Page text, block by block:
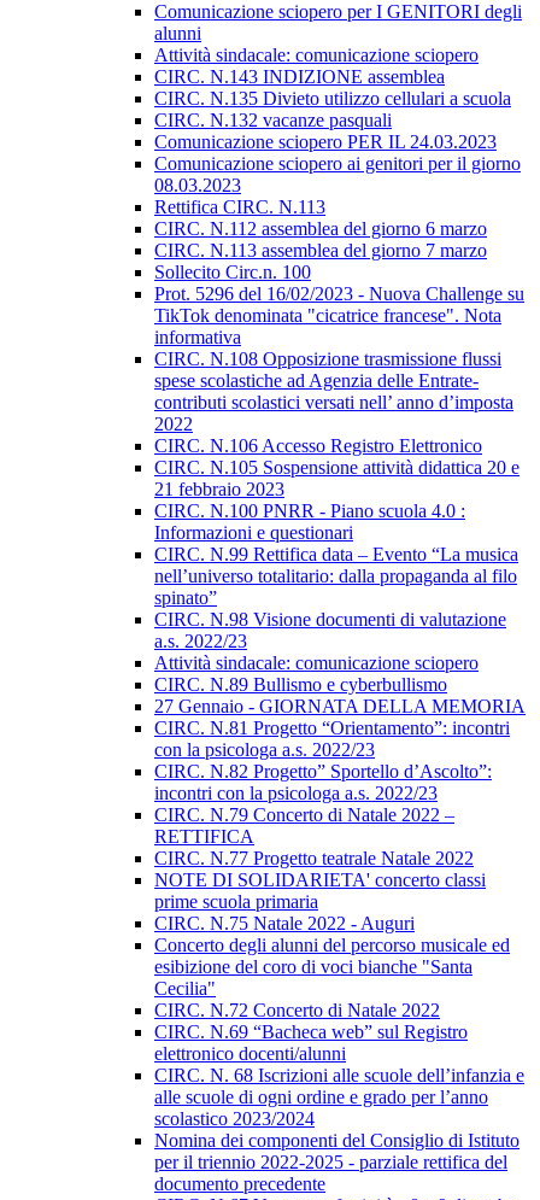
Comunicazione sciopero per I GENITORI degli
alunni
Attività sindacale: comunicazione sciopero
CIRC. N.143 INDIZIONE assemblea
CIRC. N.135 Divieto utilizzo cellulari a scuola
CIRC. N.132 vacanze pasquali
Comunicazione sciopero PER IL 24.03.2023
Comunicazione sciopero ai genitori per il giorno
08.03.2023
Rettifica CIRC. N.113
CIRC. N.112 assemblea del giorno 6 marzo
CIRC. N.113 assemblea del giorno 7 marzo
Sollecito Circ.n. 100
Prot. 5296 del 16/02/2023 - Nuova Challenge su
TikTok denominata "cicatrice francese". Nota
informativa
CIRC. N.108 Opposizione trasmissione flussi
spese scolastiche ad Agenzia delle Entrate-
contributi scolastici versati nell’ anno d’imposta
2022
CIRC. N.106 Accesso Registro Elettronico
CIRC. N.105 Sospensione attività didattica 20 e
21 febbraio 2023
CIRC. N.100 PNRR - Piano scuola 4.0 :
Informazioni e questionari
CIRC. N.99 Rettifica data – Evento “La musica
nell’universo totalitario: dalla propaganda al filo
spinato”
CIRC. N.98 Visione documenti di valutazione
a.s. 2022/23
Attività sindacale: comunicazione sciopero
CIRC. N.89 Bullismo e cyberbullismo
27 Gennaio - GIORNATA DELLA MEMORIA
CIRC. N.81 Progetto “Orientamento”: incontri
con la psicologa a.s. 2022/23
CIRC. N.82 Progetto” Sportello d’Ascolto”:
incontri con la psicologa a.s. 2022/23
CIRC. N.79 Concerto di Natale 2022 –
RETTIFICA
CIRC. N.77 Progetto teatrale Natale 2022
NOTE DI SOLIDARIETA' concerto classi
prime scuola primaria
CIRC. N.75 Natale 2022 - Auguri
Concerto degli alunni del percorso musicale ed
esibizione del coro di voci bianche "Santa
Cecilia"
CIRC. N.72 Concerto di Natale 2022
CIRC. N.69 “Bacheca web” sul Registro
elettronico docenti/alunni
CIRC. N. 68 Iscrizioni alle scuole dell’infanzia e
alle scuole di ogni ordine e grado per l’anno
scolastico 2023/2024
Nomina dei componenti del Consiglio di Istituto
per il triennio 2022-2025 - parziale rettifica del
documento precedente